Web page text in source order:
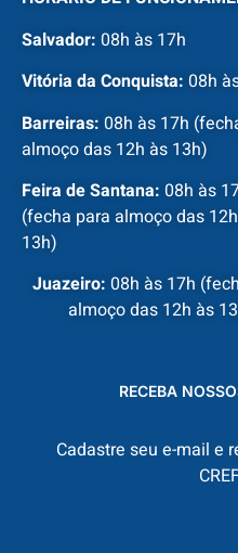
Salvador: 08h às 17h
Vitória da Conquista: 08h
Barreiras: 08h às 17h
almoço das 12h às 13h)
Feira de Santana: 08h às
(fecha para almoço das
13h)
Juazeiro: 08h às 17h
almoço das 12h às
RECEBA
Cadastre seu e-mail e